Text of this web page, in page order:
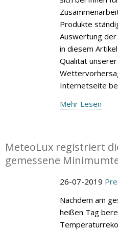
Produkte
Auswertung
in diesem
Qualität
Internetseite
Mehr Lesen
MeteoLux registriert
gemessene
26-07-2019
Nachdem am
heißen Tag